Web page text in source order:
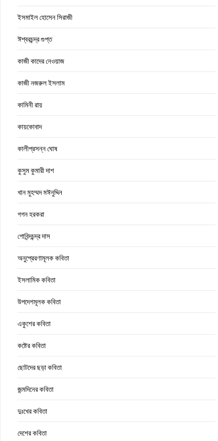
ইসমাইল হোসেন সিরাজী
ঈশ্বরচন্দ্র গুপ্ত
কাজী কাদের নেওয়াজ
কাজী নজরুল ইসলাম
কামিনী রায়
কায়কোবাদ
কালীপ্রসন্ন ঘোষ
কুসুম কুমারী দাশ
খান মুহম্মদ মঈনুদ্দিন
গগন হরকরা
গোবিন্দচন্দ্র দাস
অনুপ্রেরণামূলক কবিতা
ইসলামিক কবিতা
উপদেশমূলক কবিতা
একুশের কবিতা
কষ্টের কবিতা
ছোটদের ছড়া কবিতা
জন্মদিনের কবিতা
দুঃখের কবিতা
দেশের কবিতা